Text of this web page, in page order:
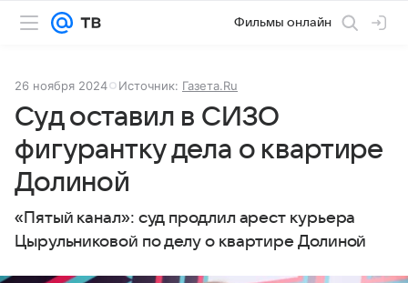
Фильмы онлайн
26 ноября 2024 Источник: Газета.Ru
Суд оставил в СИЗО
фигурантку дела о квартире
Долиной
«Пятый канал»: суд продлил арест курьера
Цырульниковой по делу о квартире Долиной